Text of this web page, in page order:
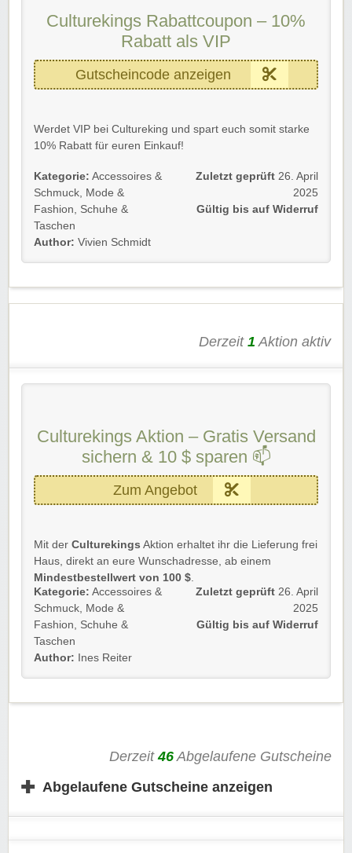
Culturekings Rabattcoupon – 10%
Rabatt als VIP
Gutscheincode anzeigen
Werdet VIP bei Cultureking und spart euch somit starke
10% Rabatt für euren Einkauf!
Aber natürlich profitiert ihr von noch vielen weiteren
Vorteilen. Entdeckt sie selbt und folgt gleich dem Link.
Gültig für Neu- und Bestandskunden.
Viel Spaß beim Sparen und Stöbern!
Kategorie: Accessoires &
Schmuck
Mode &
Fashion
Schuhe &
Taschen
Author: Vivien Schmidt
Zuletzt geprüft 26. April
2025
Gültig bis auf Widerruf
Derzeit 1 Aktion aktiv
Culturekings Aktion – Gratis Versand
sichern & 10 $ sparen 📫
Zum Angebot
Mit der Culturekings Aktion erhaltet ihr die Lieferung frei
Haus, direkt an eure Wunschadresse, ab einem
Mindestbestellwert von 100 $
Ihr spart euch damit satte
Bestellung.
Gültig für Neu- und Bestandskunden
Einfach unserem Link folgen und profitieren. Der
Kategorie: Accessoires &
Schmuck
Mode &
Fashion
Schuhe &
Taschen
Author: Ines Reiter
Zuletzt geprüft 26. April
2025
Gültig bis auf Widerruf
Derzeit46 Abgelaufene Gutscheine
✚ Abgelaufene Gutscheine anzeigen